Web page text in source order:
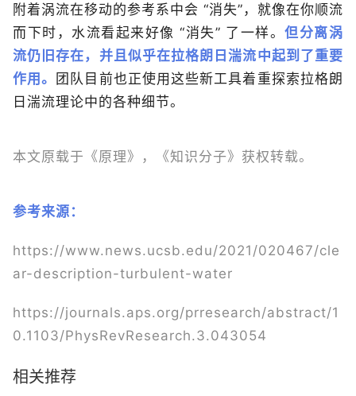
附着涡流在移动的参考系中会 “消失”，就像在你顺流
而下时，水流看起来好像 “消失” 了一样。但分离涡
流仍旧存在，并且似乎在拉格朗日湍流中起到了重要
作用。 团队目前也正使用这些新工具着重探索拉格朗
日湍流理论中的各种细节。
本文原载于《原理》，《知识分子》获权转载。
参考来源：
https://www.news.ucsb.edu/2021/020467/cle
ar-description-turbulent-water
https://journals.aps.org/prresearch/abstract/1
0.1103/PhysRevResearch.3.043054
相关推荐